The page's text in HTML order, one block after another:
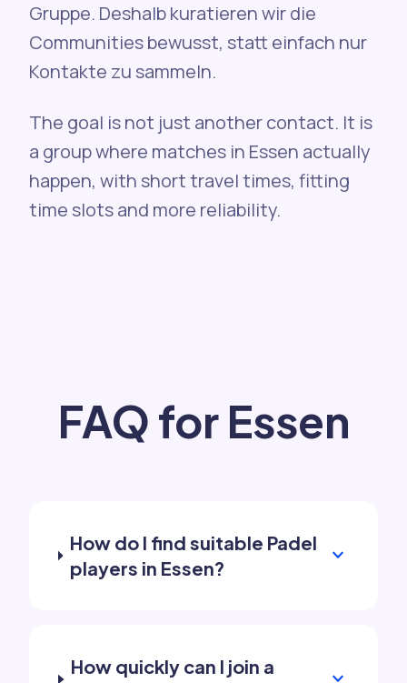
Gruppe. Deshalb kuratieren wir die
Communities bewusst, statt einfach nur
Kontakte zu sammeln.
The goal is not just another contact. It is
a group where matches in Essen actually
happen, with short travel times, fitting
time slots and more reliability.
FAQ for Essen
How do I find suitable Padel
players in Essen?
expand_more
How quickly can I join a